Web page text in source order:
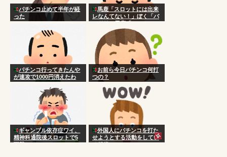
パチンコ止めて半年が経
った
馬鹿「スロットには出来
レなんてない！」ぼく「バ
ンドリ」馬鹿「…」
パチンコ行ってきたんや
が速攻で1000円消えたわ
お前ら今日パチンコ何打
つの？
ギャンブル依存症ワイ、
精神科通院後スロットで5
万勝ち
外国人にパチンコを打た
せようとする活動をしてい
る組織ｗｗｗ